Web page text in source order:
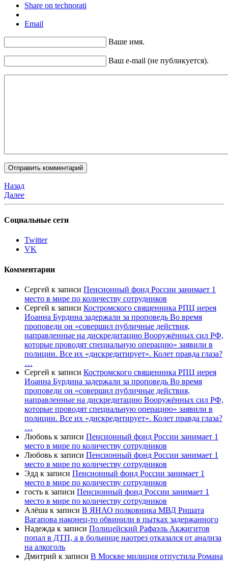
Share on technorati
Email
Ваше имя.
Ваш e-mail (не публикуется).
Назад
Далее
Социальные сети
Twitter
VK
Комментарии
Сергей к записи Пенсионный фонд России занимает 1
место в мире по количеству сотрудников
Сергей к записи Костромского священника РПЦ иерея
Иоанна Бурдина задержали за проповедь Во время
проповеди он «совершил публичные действия,
направленные на дискредитацию Вооружённых сил РФ,
которые проводят специальную операцию» заявили в
полиции. Все их «дискредитирует». Колет правда глаза?
…
Сергей к записи Костромского священника РПЦ иерея
Иоанна Бурдина задержали за проповедь Во время
проповеди он «совершил публичные действия,
направленные на дискредитацию Вооружённых сил РФ,
которые проводят специальную операцию» заявили в
полиции. Все их «дискредитирует». Колет правда глаза?
…
Любовь к записи Пенсионный фонд России занимает 1
место в мире по количеству сотрудников
Любовь к записи Пенсионный фонд России занимает 1
место в мире по количеству сотрудников
Эдд к записи Пенсионный фонд России занимает 1
место в мире по количеству сотрудников
гость к записи Пенсионный фонд России занимает 1
место в мире по количеству сотрудников
Алёша к записи В ЯНАО полковника МВД Ришата
Вагапова наконец-то обвинили в пытках задержанного
Надежда к записи Полицейский Рафаэль Акжигитов
попал в ДТП, а в больнице наотрез отказался от анализа
на алкоголь
Дмитрий к записи В Москве милиция отпустила Романа